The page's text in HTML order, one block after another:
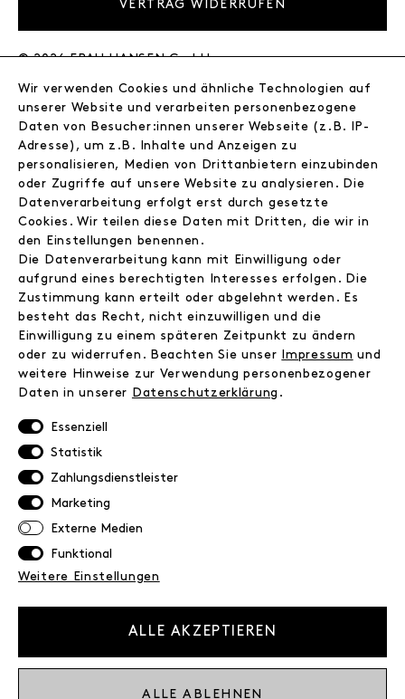
VERTRAG WIDERRUFEN
© 2026 FRAU HANSEN GmbH
Store
Journal
Wir
Jobs
Instagram
Facebook
Kontakt
FAQ
Zahlungsinformationen
Versand
Retoure
Datenschutz
AGB
Impressum
NEWSLETTER
Ich bestätige die Datenschutzbestimmung
Wir verwenden Cookies und ähnliche Technologien auf
unserer Website und verarbeiten personenbezogene
Daten von Besucher:innen unserer Webseite (z.B. IP-
Adresse), um z.B. Inhalte und Anzeigen zu
personalisieren, Medien von Drittanbietern einzubinden
oder Zugriffe auf unsere Website zu analysieren. Die
Datenverarbeitung erfolgt erst durch gesetzte
Cookies. Wir teilen diese Daten mit Dritten, die wir in
den Einstellungen benennen.
Die Datenverarbeitung kann mit Einwilligung oder
aufgrund eines berechtigten Interesses erfolgen. Die
Zustimmung kann erteilt oder abgelehnt werden. Es
besteht das Recht, nicht einzuwilligen und die
Einwilligung zu einem späteren Zeitpunkt zu ändern
oder zu widerrufen. Beachten Sie unser
Impressum und
weitere Hinweise zur Verwendung personenbezogener
Daten in unserer
Daten­schutz­erklärung .
Essenziell
Statistik
Zahlungsdienstleister
Marketing
Externe Medien
Funktional
Weitere Einstellungen
ALLE AKZEPTIEREN
ALLE ABLEHNEN